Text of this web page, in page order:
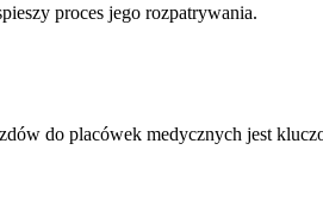
proces jego rozpatrywania.
do placówek medycznych jest